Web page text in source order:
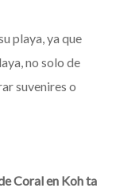
playa, ya que
no solo de
suvenires o
Coral en Koh ta